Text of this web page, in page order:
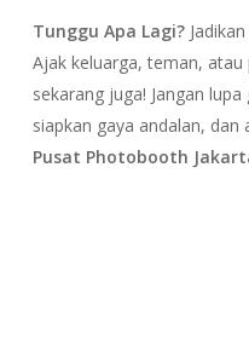
Tunggu Apa Lagi?
Ajak keluarga, teman,
sekarang juga! Jangan lupa
siapkan gaya andalan,
Pusat Photobooth